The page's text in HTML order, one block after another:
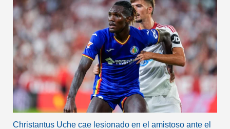
Christantus Uche cae lesionado en el amistoso ante el